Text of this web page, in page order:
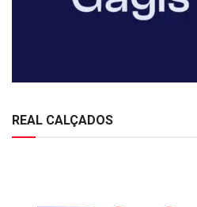
REAL CALÇADOS